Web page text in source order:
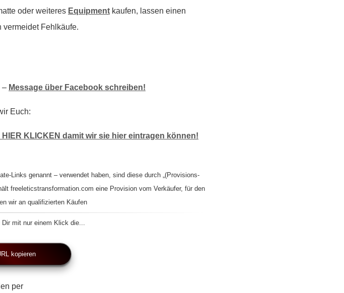
oder weiteres Equipment kaufen, lassen einen
vermeidet Fehlkäufe.
– Message über Facebook schreiben!
Euch:
KLICKEN damit wir sie hier eintragen können!
Links genannt – verwendet haben, sind diese durch „(Provisions-
freeleticstransformation.com eine Provision vom Verkäufer, für den
wir an qualifizierten Käufen
mit nur einem Klick die...
kopieren
per